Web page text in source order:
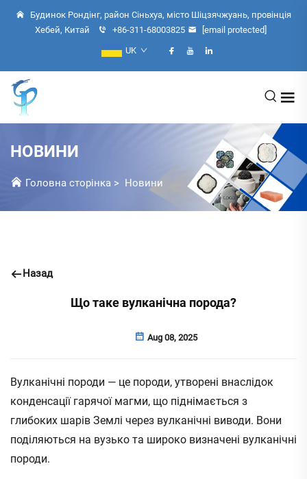
Будинок Рондінг, район Сіньхуа, місто Шіцзячжуань, провінція
Хебей, Китай
+86-311-68003825
[email protected]
UK
НОВИНИ
Головна сторінка > Новини
Назад
Що таке вулканічна порода?
Aug 08, 2025
Вулканічні породи — це породи, утворені внаслідок
конденсації гарячої магми, що піднімається з
глибоких шарів Землі через вулканічні виводи. Вони
поділяються на вузько та широко визначені вулканічні
породи.